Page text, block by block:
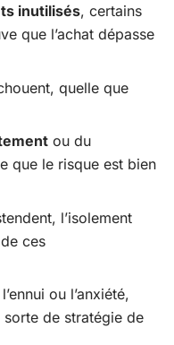
inutilisés, certains
que l’achat dépasse
quelle que
ou du
que le risque est bien
l’isolement
ces
ou l’anxiété,
de stratégie de